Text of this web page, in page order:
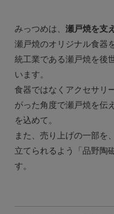
みっつめは、 瀬戸焼を支
瀬戸焼のオリジナル食器
統工業である瀬戸焼を後
います。
食器ではなくアクセサリ
がった角度で瀬戸焼を伝
を込めて。
また、売り上げの一部を
立てられるよう「品野陶
す。